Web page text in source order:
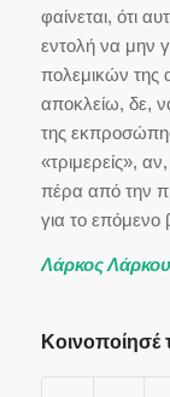
φαίνεται, ότι
εντολή να μην
πολεμικών
αποκλείω, δε,
της
«τριμερείς»,
πέρα από την
για το
Λάρκος Λάρκου
Κοινοποίησέ